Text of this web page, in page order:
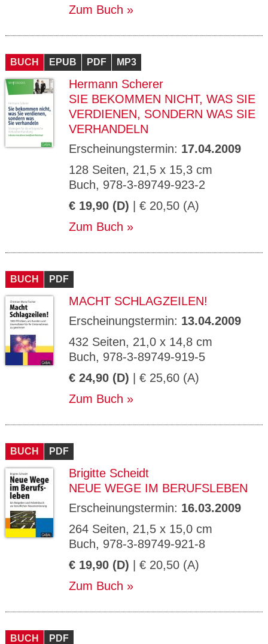
Zum Buch
BUCH EPUB PDF MP3
Hermann Scherer
SIE BEKOMMEN NICHT, WAS SIE
VERDIENEN, SONDERN WAS SIE
VERHANDELN
Erscheinungstermin: 17.04.2009
128 Seiten, 21,5 x 15,3 cm
Buch, 978-3-89749-923-2
€ 19,90 (D) | € 20,50 (A)
Zum Buch
BUCH PDF
MACHT SCHLAGZEILEN!
Erscheinungstermin: 13.04.2009
432 Seiten, 21,0 x 14,8 cm
Buch, 978-3-89749-919-5
€ 24,90 (D) | € 25,60 (A)
Zum Buch
BUCH PDF
Brigitte Scheidt
NEUE WEGE IM BERUFSLEBEN
Erscheinungstermin: 16.03.2009
264 Seiten, 21,5 x 15,0 cm
Buch, 978-3-89749-921-8
€ 19,90 (D) | € 20,50 (A)
Zum Buch
BUCH PDF